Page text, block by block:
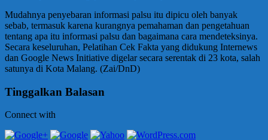
Mudahnya penyebaran informasi palsu itu dipicu oleh banyak
sebab, termasuk karena kurangnya pemahaman dan pengetahuan
tentang apa itu informasi palsu dan bagaimana cara mendeteksinya.
Secara keseluruhan, Pelatihan Cek Fakta yang didukung Internews
dan Google News Initiative digelar secara serentak di 23 kota, salah
satunya di Kota Malang. (Zai/DnD)
Tinggalkan Balasan
Connect with